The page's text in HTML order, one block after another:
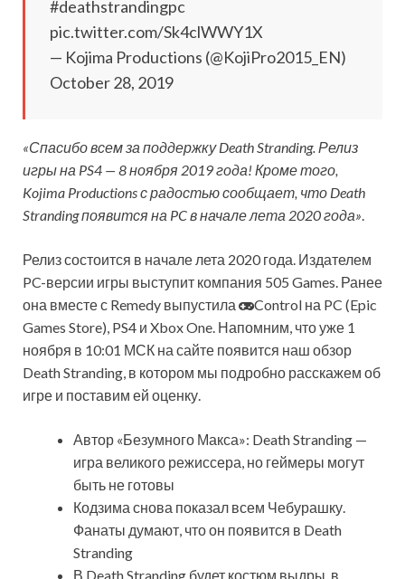
#deathstrandingpc
pic.twitter.com/Sk4clWWY1X
— Kojima Productions (@KojiPro2015_EN)
October 28, 2019
«Спасибо всем за поддержку Death Stranding. Релиз
игры на PS4 — 8 ноября 2019 года! Кроме того,
Kojima Productions с радостью сообщает, что Death
Stranding появится на PC в начале лета 2020 года».
Релиз состоится в начале лета 2020 года. Издателем
PC-версии игры выступит компания 505 Games. Ранее
она вместе с Remedy выпустила
Control на PC (Epic
Games Store), PS4 и Xbox One. Напомним, что уже 1
ноября в 10:01 МСК на сайте появится наш обзор
Death Stranding, в котором мы подробно расскажем об
игре и поставим ей оценку.
Автор «Безумного Макса»: Death Stranding —
игра великого режиссера, но геймеры могут
быть не готовы
Кодзима снова показал всем Чебурашку.
Фанаты думают, что он появится в Death
Stranding
В Death Stranding будет костюм выдры, в